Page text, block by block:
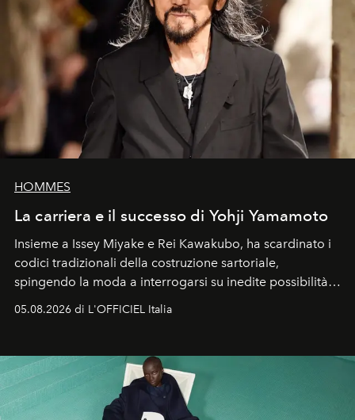
HOMMES
La carriera e il successo di Yohji Yamamoto
Insieme a Issey Miyake e Rei Kawakubo, ha scardinato i
codici tradizionali della costruzione sartoriale,
spingendo la moda a interrogarsi su inedite possibilità
formali e a ridefinire il concetto stesso di silhouette.
un’impronta indelebile nella storia della moda.
05.08.2026 di L'OFFICIEL Italia